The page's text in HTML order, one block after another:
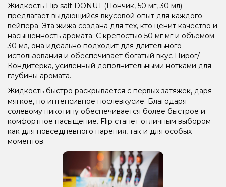
Жидкость Flip salt DONUT (Пончик, 50 мг, 30 мл)
предлагает выдающийся вкусовой опыт для каждого
вейпера. Эта жижа создана для тех, кто ценит качество и
насыщенность аромата. С крепостью 50 мг мг и объёмом
30 мл, она идеально подходит для длительного
использования и обеспечивает богатый вкус Пирог/
Кондитерка, усиленный дополнительными нотками для
глубины аромата.
Жидкость быстро раскрывается с первых затяжек, даря
мягкое, но интенсивное послевкусие. Благодаря
солевому никотину обеспечивается более быстрое и
комфортное насыщение. Flip станет отличным выбором
как для повседневного парения, так и для особых
моментов.